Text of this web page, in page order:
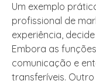
Um exemplo
profissional de
experiência,
Embora as
comunicação e
transferíveis.